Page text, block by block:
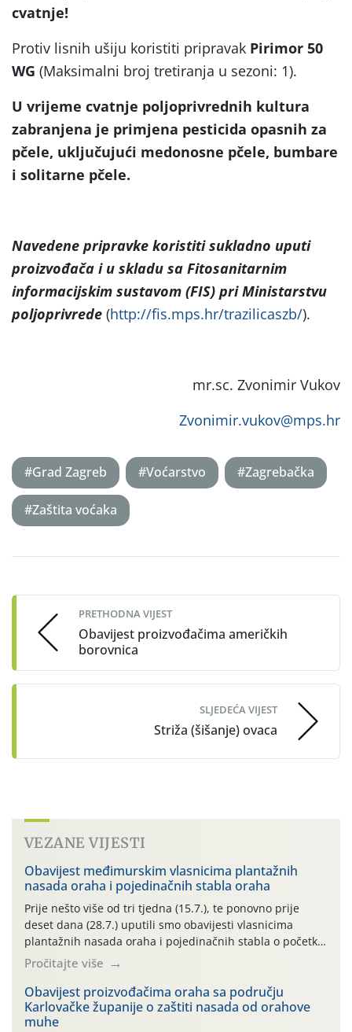
cvatnje!
Protiv lisnih ušiju koristiti pripravak Pirimor 50
WG (Maksimalni broj tretiranja u sezoni: 1).
U vrijeme cvatnje poljoprivrednih kultura
zabranjena je primjena pesticida opasnih za
pčele, uključujući medonosne pčele, bumbare
i solitarne pčele.
Navedene pripravke koristiti sukladno uputi
proizvođača i u skladu sa Fitosanitarnim
informacijskim sustavom (FIS) pri Ministarstvu
poljoprivrede (http://fis.mps.hr/trazilicaszb/).
mr.sc. Zvonimir Vukov
Zvonimir.vukov@mps.hr
#Grad Zagreb #Voćarstvo #Zagrebačka
#Zaštita voćaka
navigation
PRETHODNA VIJEST
Obavijest proizvođačima američkih
borovnica
SLJEDEĆA VIJEST
Striža (šišanje) ovaca
VEZANE VIJESTI
Obavijest međimurskim vlasnicima plantažnih
nasada oraha i pojedinačnih stabla oraha
Prije nešto više od tri tjedna (15.7.), te ponovno prije
deset dana (28.7.) uputili smo obavijesti vlasnicima
plantažnih nasada oraha i pojedinačnih stabla o početku
leta i ovogodišnjoj potrebi usmjerenog suzbijanja
orahove muhe (Rhagoletis completa)! Već dvanaest dana
traje drugi ovogodišnji “toplinski udar”, koji naročito
izražen zadnja šest dana (31.7.-05.8.), jer najviše
temperature zraka svakodnevno […]
Pročitajte više
Obavijest proizvođačima oraha sa području
Karlovačke županije o zaštiti nasada od orahove
muhe